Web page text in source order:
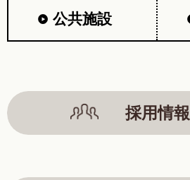
公共施設
採用情報